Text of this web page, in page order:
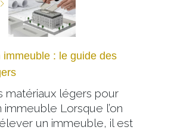
immeuble : le guide des
matériaux légers pour
Lorsque l’on
un immeuble, il est